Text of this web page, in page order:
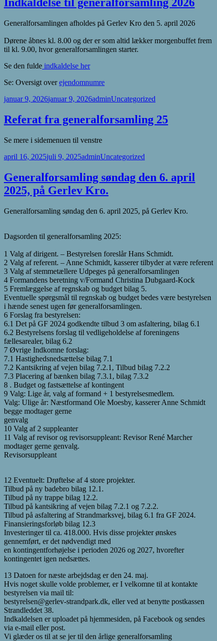
Generalforsamlingen afholdes på Gerlev Kro den 5. april 2026
Dørene åbnes kl. 8.00 og der er som altid lækker morgenbuffet frem
til kl. 9.00, hvor generalforsamlingen starter.
Se den fulde indkaldelse her
Se: Oversigt overejendomnumre
Udgivet
januar 9, 2026januar 9, 2026Forfatter
adminKategorier
Uncategorized
Referat fra generalforsamling 25
Se mere i sidemenuen til venstre
Udgivet
april 16, 2025juli 9, 2025Forfatter
adminKategorier
Uncategorized
Generalforsamling søndag den 6. april
2025, på Gerlev Kro.
Generalforsamling søndag den 6. april 2025, på Gerlev Kro.
Dagsorden til generalforsamling 2025:
1 Valg af dirigent. – Bestyrelsen foreslår Hans Schmidt.
2 Valg af referent. – Anne Schmidt, kasserer tilbyder at være referent
3 Valg af stemmetællere Udpeges på generalforsamlingen
4 Formandens beretning v/Formand Christina Dubgaard-Kock
5 Fremlæggelse af regnskab og budget bilag 5.
Eventuelle spørgsmål til regnskab og budget bedes være bestyrelsen
i hænde senest ugen før generalforsamlingen.
6 Forslag fra bestyrelsen:
6.1 Det på GF 2024 godkendte tilbud 3 om asfaltering, bilag 6.1
6.2 Bestyrelsens forslag til vedligeholdelse af foreningens
fællesarealer, bilag 6.2
7 Øvrige Indkomne forslag:
7.1 Hastighedsnedsættelse bilag 7.1
7.2 Kantsikring af vejen bilag 7.2.1, Tilbud bilag 7.2.2
7.3 Placering af bænken bilag 7.3.1, bilag 7.3.2
8 . Budget og fastsættelse af kontingent
9 Valg: Lige år, valg af formand + 1 bestyrelsesmedlem.
Valg: Ulige år: Næstformand Ole Moesby, kasserer Anne Schmidt
begge modtager gerne
genvalg
10 Valg af 2 suppleanter
11 Valg af revisor og revisorsuppleant: Revisor René Marcher
modtager gerne genvalg.
Revisorsuppleant
12 Eventuelt: Drøftelse af 4 store projekter.
Tilbud på ny badebro bilag 12.1.
Tilbud på ny trappe bilag 12.2.
Tilbud på kantsikring af vejen bilag 7.2.1 og 7.2.2.
Tilbud på asfaltering af Strandmarksvej, bilag 6.1 fra GF 2024.
Finansieringsforløb bilag 12.3
Investeringer til ca. 418.000. Hvis disse projekter ønskes
gennemført, er det nødvendigt med
en kontingentforhøjelse i perioden 2026 og 2027, hvorefter
kontingentet igen nedsættes.
13 Datoen for næste arbejdsdag er den 24. maj.
Hvis noget skulle volde problemer, er I velkomne til at kontakte
bestyrelsen via mail til:
bestyrelsen@gerlev-strandpark.dk, eller ved at benytte postkassen
Strandleddet 38.
Indkaldelsen er uploadet på hjemmesiden, på Facebook og sendes
via e-mail eller post.
Vi glæder os til at se jer til den årlige generalforsamling